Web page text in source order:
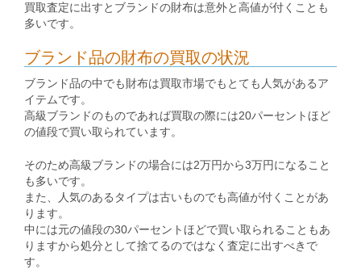
買取査定に出すとブランドの財布は意外と高値が付くことも
多いです。
ブランド品の財布の買取の状況
ブランド品の中でも財布は買取市場でもとても人気があるア
イテムです。
高級ブランドのものであれば買取の際には20パーセントほど
の値段で買い取られています。
そのため高級ブランドの場合には2万円から3万円になること
も多いです。
また、人気のあるタイプは古いものでも高値が付くことがあ
ります。
中には元の値段の30パーセントほどで買い取られることもあ
りますから処分として捨てるのではなく査定に出すべきで
す。